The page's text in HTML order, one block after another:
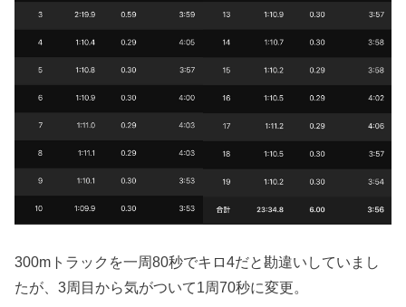
300mトラックを一周80秒でキロ4だと勘違いしていまし
たが、3周目から気がついて1周70秒に変更。